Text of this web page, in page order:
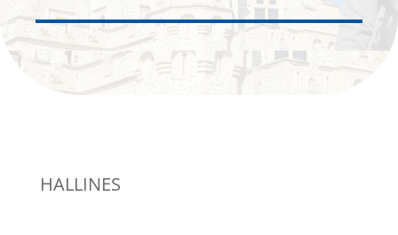
HALLINES